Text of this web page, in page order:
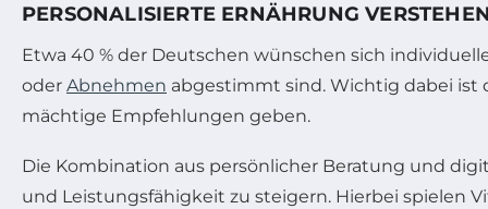
PERSONALISIERTE ERNÄHRUNG
Etwa 40 % der Deutschen wünschen sich
oder Abnehmen abgestimmt sind. Wichtig dabei ist
mächtige Empfehlungen geben.
Die Kombination aus persönlicher Beratung und
und Leistungsfähigkeit zu steigern. Hierbei spielen